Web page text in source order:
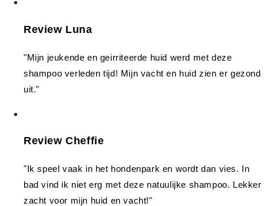
Review Luna
"Mijn jeukende en geirriteerde huid werd met deze
shampoo verleden tijd! Mijn vacht en huid zien er gezond
uit."
Review Cheffie
"Ik speel vaak in het hondenpark en wordt dan vies. In
bad vind ik niet erg met deze natuulijke shampoo. Lekker
zacht voor mijn huid en vacht!"